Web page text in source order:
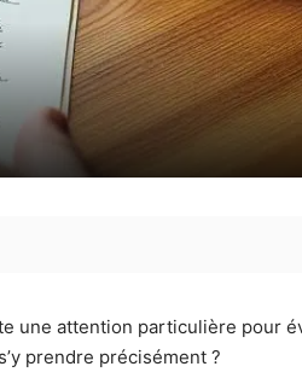
une attention particulière pour
prendre précisément ?